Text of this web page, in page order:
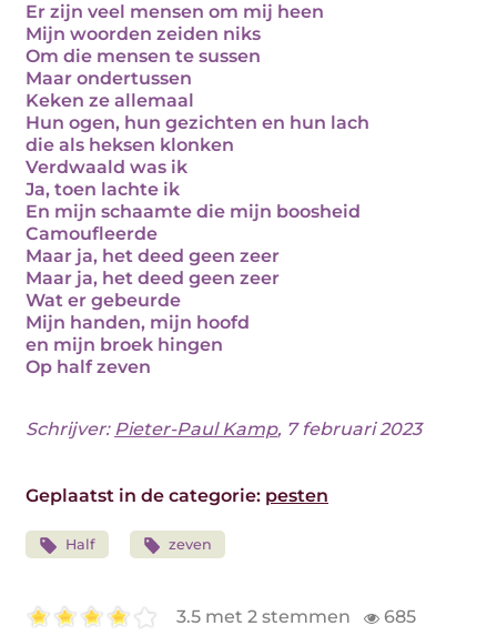
Er zijn veel mensen om mij heen
Mijn woorden zeiden niks
Om die mensen te sussen
Maar ondertussen
Keken ze allemaal
Hun ogen, hun gezichten en hun lach
die als heksen klonken
Verdwaald was ik
Ja, toen lachte ik
En mijn schaamte die mijn boosheid
Camoufleerde
Maar ja, het deed geen zeer
Maar ja, het deed geen zeer
Wat er gebeurde
Mijn handen, mijn hoofd
en mijn broek hingen
Op half zeven
Schrijver: Pieter-Paul Kamp, 7 februari 2023
Geplaatst in de categorie: pesten
Half zeven
3.5 met 2 stemmen 685